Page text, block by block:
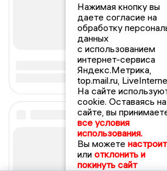
Нажимая кнопку вы
даете согласие на
обработку
данных
с использованием
интернет-сервиса
Яндекс.Метрика,
top.mail.ru,
На сайте
cookie. Оставаясь на
сайте, вы
все условия
использования.
Вы можете
или отклонить и
покинуть сайт